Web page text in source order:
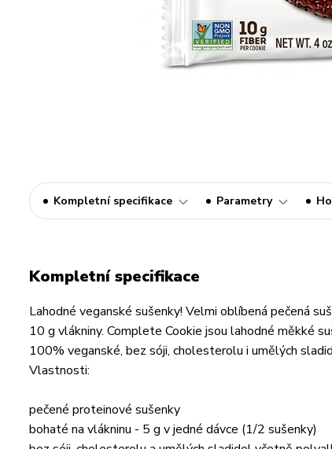
Kompletní specifikace Parametry
Kompletní specifikace
Lahodné veganské sušenky! Velmi oblíbená pečená
10 g vlákniny. Complete Cookie jsou lahodné měkké
100% veganské, bez sóji, cholesterolu i umělých
Vlastnosti:
pečené proteinové sušenky
bohaté na vlákninu - 5 g v jedné dávce (1/2 sušenky)